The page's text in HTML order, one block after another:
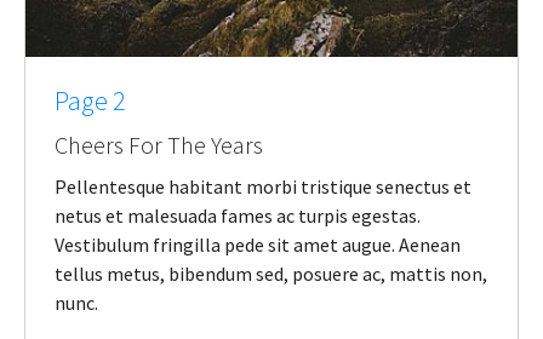
Page 2
Cheers For The Years
Pellentesque habitant morbi tristique senectus et
netus et malesuada fames ac turpis egestas.
Vestibulum fringilla pede sit amet augue. Aenean
tellus metus, bibendum sed, posuere ac, mattis non,
nunc.